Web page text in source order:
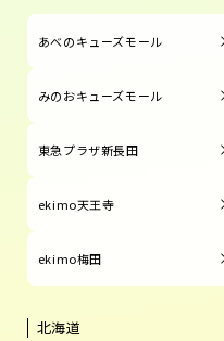
あべのキューズモール
みのおキューズモール
東急プラザ新長田
ekimo天王寺
ekimo梅田
北海道